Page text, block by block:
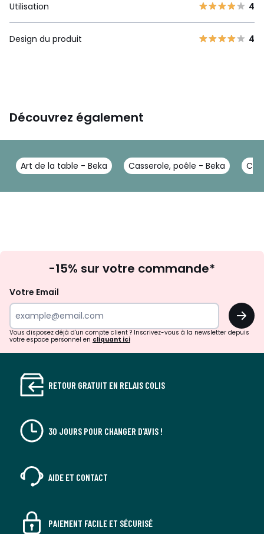
Utilisation 4
Design du produit 4
Découvrez également
Art de la table - Beka Casserole, poêle - Beka
à
newsletter
-15% sur votre commande*
Votre Email
OK
Vous disposez déjà d'un compte client ? Inscrivez-vous à la newsletter depuis
votre espace personnel en cliquant ici
RETOUR GRATUIT EN RELAIS COLIS
30 JOURS POUR CHANGER D'AVIS !
AIDE ET CONTACT
PAIEMENT FACILE ET SÉCURISÉ